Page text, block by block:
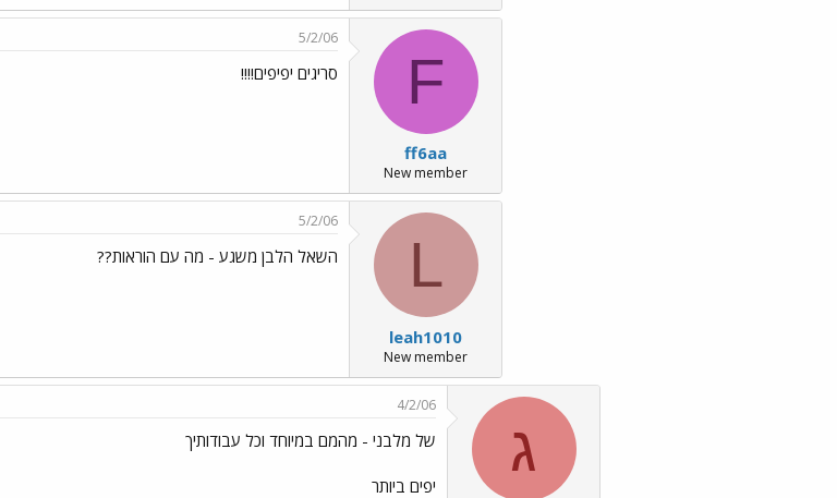
F
ff6aa
New member
5/2/06
סריגים יפיפים!!!!
L
leah1010
New member
5/2/06
השאל הלבן משגע - מה עם הוראות??
ג
4/2/06
של מלבני - מהמם במיוחד וכל עבודותיך
יפים ביותר